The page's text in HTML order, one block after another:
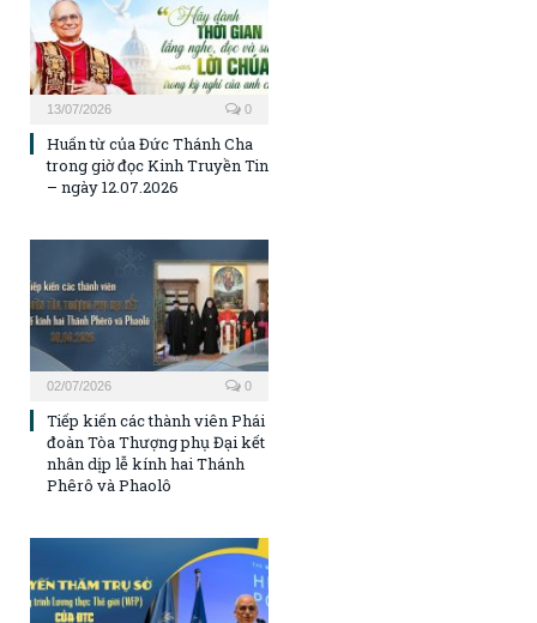
13/07/2026 0
Huấn từ của Đức Thánh Cha
trong giờ đọc Kinh Truyền Tin
– ngày 12.07.2026
02/07/2026 0
Tiếp kiến các thành viên Phái
đoàn Tòa Thượng phụ Đại kết
nhân dịp lễ kính hai Thánh
Phêrô và Phaolô